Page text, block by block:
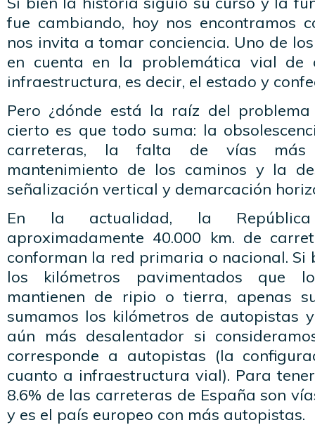
fue cambiando, hoy nos encontramos
nos invita a tomar conciencia. Uno de
en cuenta en la problemática vial de
infraestructura, es decir, el estado y
Pero ¿dónde está la raíz del
cierto es que todo suma: la
carreteras, la falta de vías más
mantenimiento de los caminos y la
señalización vertical y demarcación
En la actualidad, la
aproximadamente 40.000 km. de
conforman la red primaria o nacional. Si
los kilómetros pavimentados que
mantienen de ripio o tierra, apenas
sumamos los kilómetros de autopistas
aún más desalentador si
corresponde a autopistas (la
cuanto a infraestructura vial). Para
8.6% de las carreteras de España son
y es el país europeo con más autopistas.